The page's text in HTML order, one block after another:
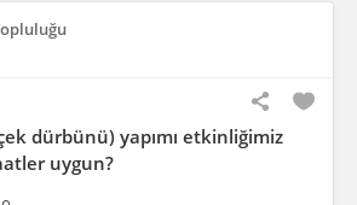
dürbünü) yapımı etkinliğimiz
uygun?